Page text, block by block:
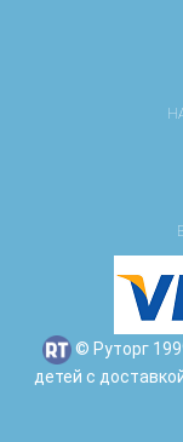
© Руторг
детей с